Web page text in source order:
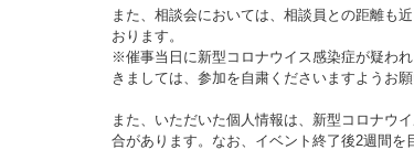
また、相談会においては、相談員との距離も
おります。
※催事当日に新型コロナウイス感染症が疑わ
きましては、参加を自粛くださいますようお願
また、いただいた個人情報は、新型コロナウ
合があります。なお、イベント終了後2週間を